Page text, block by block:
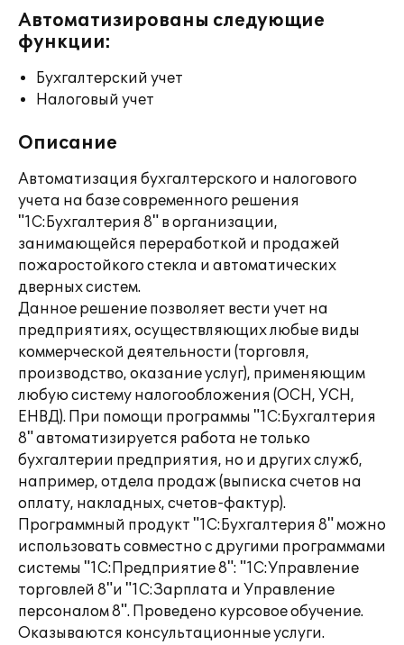
Автоматизированы следующие
функции:
Бухгалтерский учет
Налоговый учет
Описание
Автоматизация бухгалтерского и налогового
учета на базе современного решения
"1С:Бухгалтерия 8" в организации,
занимающейся переработкой и продажей
пожаростойкого стекла и автоматических
дверных систем.
Данное решение позволяет вести учет на
предприятиях, осуществляющих любые виды
коммерческой деятельности (торговля,
производство, оказание услуг), применяющим
любую систему налогообложения (ОСН, УСН,
ЕНВД). При помощи программы "1С:Бухгалтерия
8" автоматизируется работа не только
бухгалтерии предприятия, но и других служб,
например, отдела продаж (выписка счетов на
оплату, накладных, счетов-фактур).
Программный продукт "1С:Бухгалтерия 8" можно
использовать совместно с другими программами
системы "1С:Предприятие 8": "1С:Управление
торговлей 8"и "1С:Зарплата и Управление
персоналом 8". Проведено курсовое обучение.
Оказываются консультационные услуги.